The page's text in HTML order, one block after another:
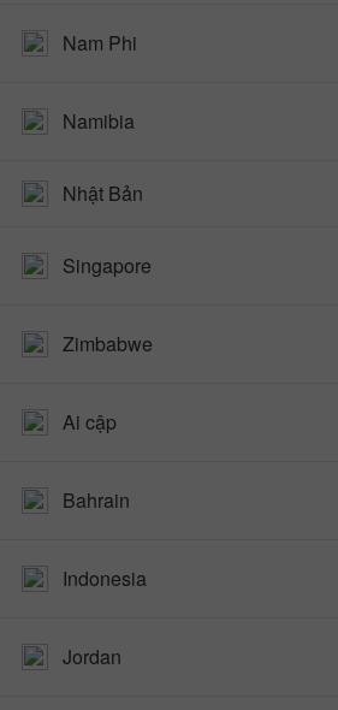
Nam Phi
Namibia
Nhật Bản
Singapore
Zimbabwe
Ai cập
Bahrain
Indonesia
Jordan